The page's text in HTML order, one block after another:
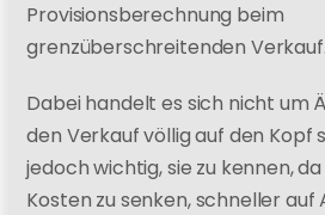
Provisionsberechnung beim
grenzüberschreitenden Verkauf.
Dabei handelt es sich nicht um
den Verkauf völlig auf den Kopf
jedoch wichtig, sie zu kennen,
Kosten zu senken, schneller auf